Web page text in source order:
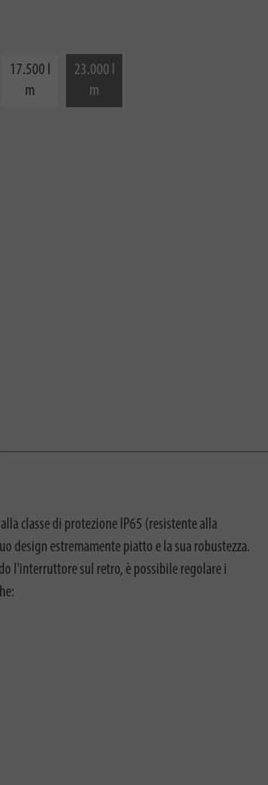
17.500 l
m
23.000 l
m
classe di protezione IP65 (resistente alla
design estremamente piatto e la sua robustezza.
l'interruttore sul retro, è possibile regolare i